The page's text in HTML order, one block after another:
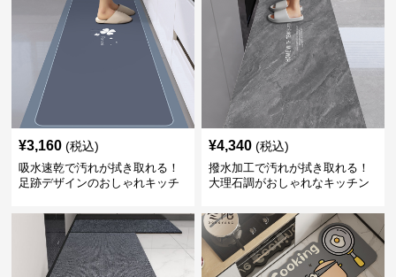
¥3,160 (税込)
吸水速乾で汚れが拭き取れる！
足跡デザインのおしゃれキッチ
¥4,340 (税込)
撥水加工で汚れが拭き取れる！
大理石調がおしゃれなキッチン